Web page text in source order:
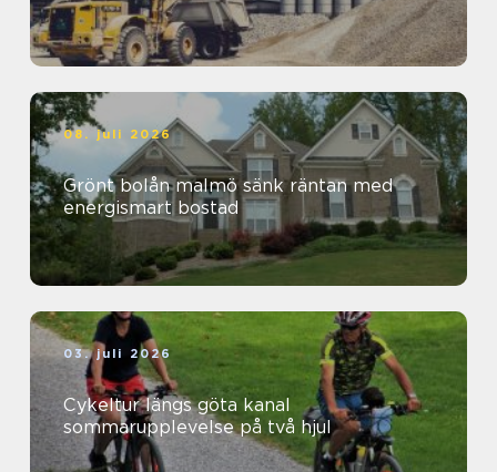
08. juli 2026
Grönt bolån malmö sänk räntan med
energismart bostad
03. juli 2026
Cykeltur längs göta kanal
sommarupplevelse på två hjul